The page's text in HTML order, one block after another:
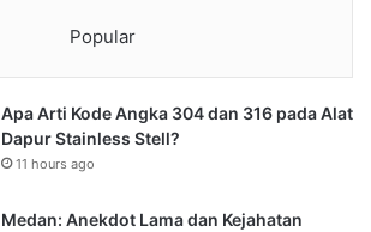
Popular
Apa Arti Kode Angka 304 dan 316 pada Alat
Dapur Stainless Stell?
11 hours ago
Medan: Anekdot Lama dan Kejahatan